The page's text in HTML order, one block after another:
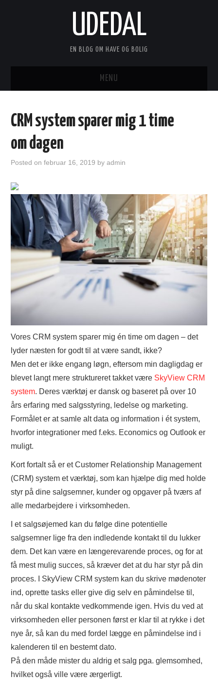
UDEDAL
EN BLOG OM HAVE OG BOLIG
MENU
ANNONCERING
KONTAKT
CRM system sparer mig 1 time
om dagen
Posted onfebruar 16, 2019 byadmin
Vores CRM system sparer mig én time om dagen – det
lyder næsten for godt til at være sandt, ikke?
Men det er ikke engang løgn, eftersom min dagligdag er
blevet langt mere struktureret takket være SkyView CRM
system. Deres værktøj er dansk og baseret på over 10
års erfaring med salgsstyring, ledelse og marketing.
Formålet er at samle alt data og information i ét system,
hvorfor integrationer med f.eks. Economics og Outlook er
muligt.
Kort fortalt så er et Customer Relationship Management
(CRM) system et værktøj, som kan hjælpe dig med holde
styr på dine salgsemner, kunder og opgaver på tværs af
alle medarbejdere i virksomheden.
I et salgsøjemed kan du følge dine potentielle
salgsemner lige fra den indledende kontakt til du lukker
dem. Det kan være en længerevarende proces, og for at
få mest mulig succes, så kræver det at du har styr på din
proces. I SkyView CRM system kan du skrive mødenoter
ind, oprette tasks eller give dig selv en påmindelse til,
når du skal kontakte vedkommende igen. Hvis du ved at
virksomheden eller personen først er klar til at rykke i det
nye år, så kan du med fordel lægge en påmindelse ind i
kalenderen til en bestemt dato.
På den måde mister du aldrig et salg pga. glemsomhed,
hvilket også ville være ærgerligt.